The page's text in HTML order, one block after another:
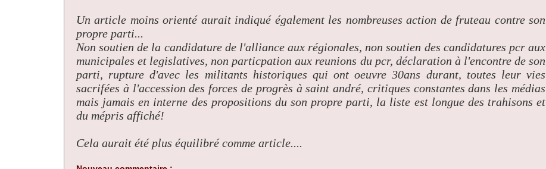
Un article moins orienté aurait indiqué également les nombreuses action de fruteau contre son
propre parti...
Non soutien de la candidature de l'alliance aux régionales, non soutien des candidatures pcr aux
municipales et legislatives, non particpation aux reunions du pcr, déclaration à l'encontre de son
parti, rupture d'avec les militants historiques qui ont oeuvre 30ans durant, toutes leur vies
sacrifées à l'accession des forces de progrès à saint andré, critiques constantes dans les médias
mais jamais en interne des propositions du son propre parti, la liste est longue des trahisons et
du mépris affiché!
Cela aurait été plus équilibré comme article....